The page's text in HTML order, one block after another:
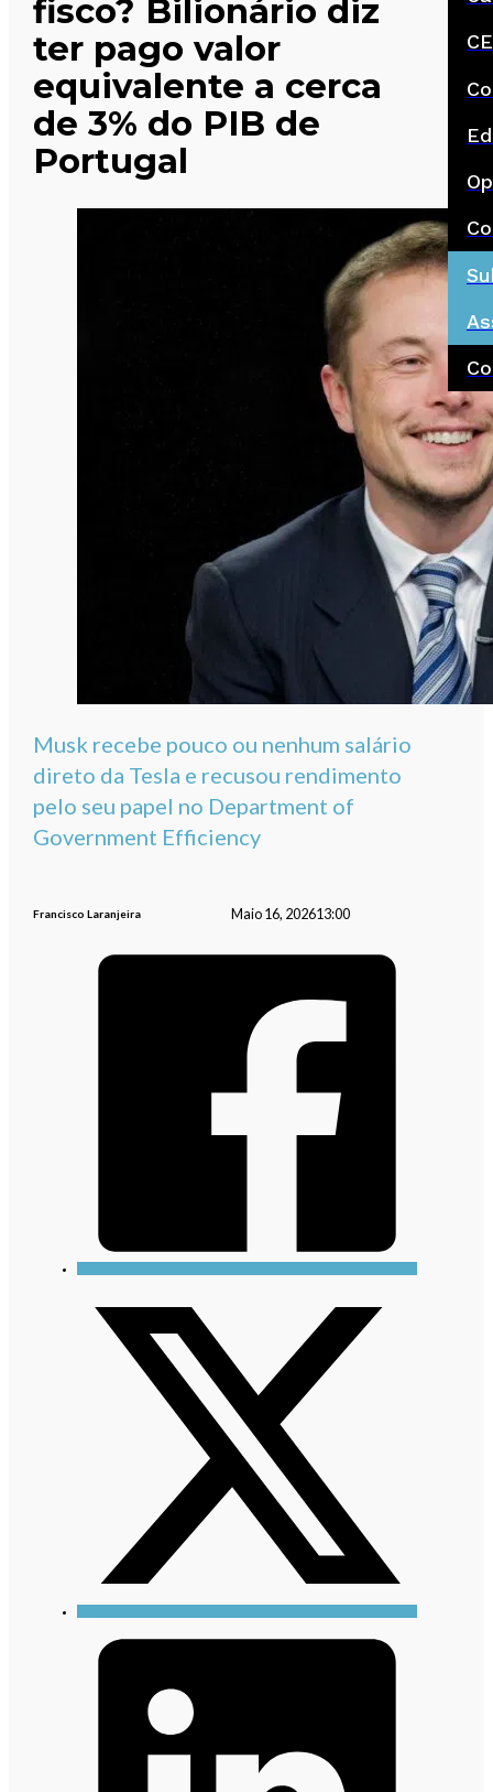
fisco? Bilionário diz
ter pago valor
equivalente a cerca
de 3% do PIB de
Portugal
Musk recebe pouco ou nenhum salário
direto da Tesla e recusou rendimento
pelo seu papel no Department of
Government Efficiency
Francisco Laranjeira Maio 16, 202613:00